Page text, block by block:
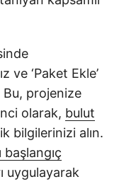
ve ‘Paket Ekle’
Bu, projenize
olarak, bulut
bilgilerinizi alın.
başlangıç
uygulayarak